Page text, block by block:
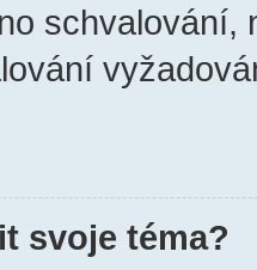
schvalování,
svoje téma?